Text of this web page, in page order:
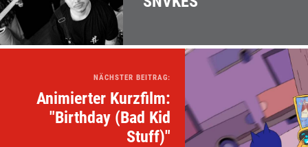
NÄCHSTER BEITRAG:
Animierter Kurzfilm:
"Birthday (Bad Kid
Stuff)"